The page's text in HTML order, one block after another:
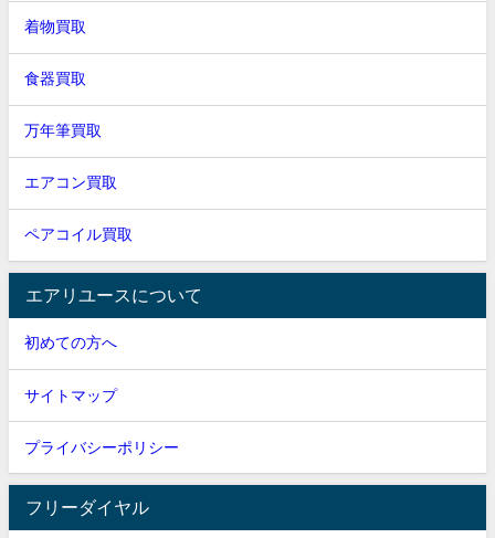
着物買取
食器買取
万年筆買取
エアコン買取
ペアコイル買取
エアリユースについて
初めての方へ
サイトマップ
プライバシーポリシー
フリーダイヤル